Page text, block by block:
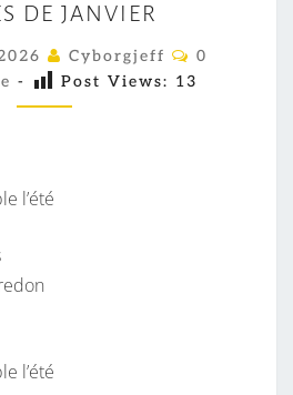
E
I
G
E
E
E
DE JANVIER
Cyborgjeff
C
M
0
- Post Views: 13
l’été
l’été